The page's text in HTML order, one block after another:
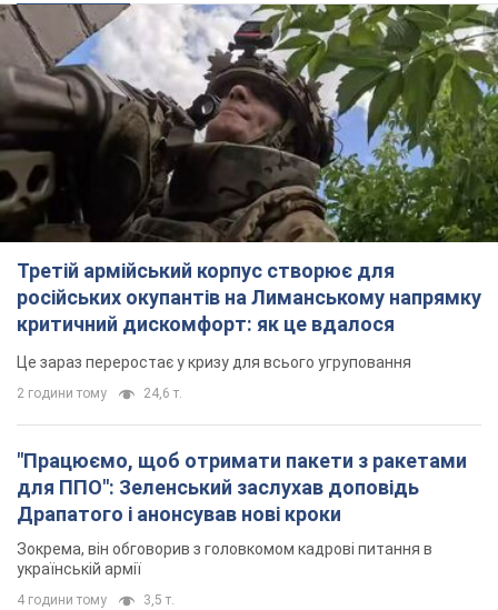
Третій армійський корпус створює для
російських окупантів на Лиманському напрямку
критичний дискомфорт: як це вдалося
Це зараз переростає у кризу для всього угруповання
2 години тому 24,6 т.
"Працюємо, щоб отримати пакети з ракетами
для ППО": Зеленський заслухав доповідь
Драпатого і анонсував нові кроки
Зокрема, він обговорив з головкомом кадрові питання в
українській армії
4 години тому 3,5 т.